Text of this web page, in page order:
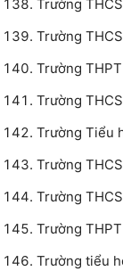
Trường
Trường
Trường
Trường
Trường Tiểu
Trường
Trường
Trường
Trường tiểu